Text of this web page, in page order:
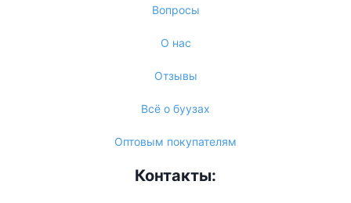
Вопросы
О нас
Отзывы
Всё о буузах
Оптовым покупателям
Контакты: